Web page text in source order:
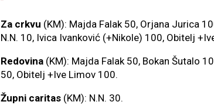
Za crkvu (KM): Majda Falak 50, Orjana Jurica
N.N. 10, Ivica Ivanković (+Nikole) 100, Obitelj
Redovina (KM): Majda Falak 50, Bokan Šutalo
50, Obitelj +Ive Limov 100.
Župni caritas (KM): N.N. 30.